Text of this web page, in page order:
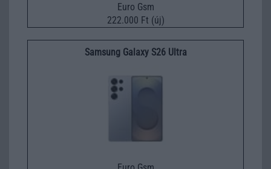
Euro Gsm
222.000 Ft (új)
Samsung Galaxy S26 Ultra